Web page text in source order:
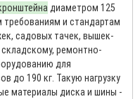
диаметром 125
и стандартам
садовых тачек, вышек-
ремонтно-
для
до 190 кг. Такую нагрузку
материалы диска и шины -